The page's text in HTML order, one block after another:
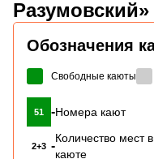
Разумовский»
Обозначения
Свободные каюты
51 -Номера кают
2+3 -
Количество мест
каюте